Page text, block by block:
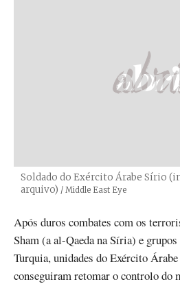
Soldado do Exército Árabe Sírio
arquivo) Créditos
/ Middle East Eye
Após duros combates com os
Sham (a al-Qaeda na Síria) e
Turquia, unidades do Exército
conseguiram retomar o controlo do